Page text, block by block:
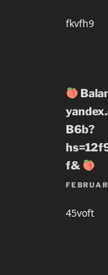
fkvfh9
B6b?
f&
45voft